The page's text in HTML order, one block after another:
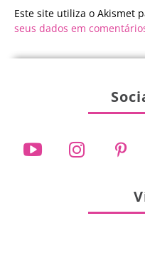
Este site utiliza o Akismet
seus dados em